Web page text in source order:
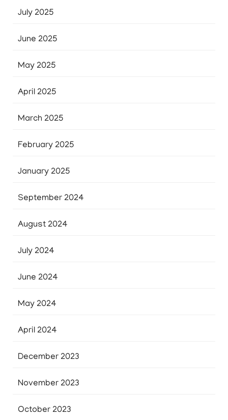
July 2025
June 2025
May 2025
April 2025
March 2025
February 2025
January 2025
September 2024
August 2024
July 2024
June 2024
May 2024
April 2024
December 2023
November 2023
October 2023